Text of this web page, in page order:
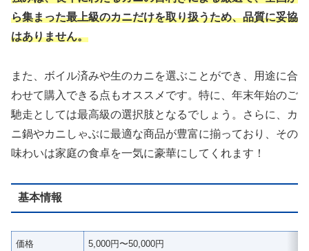
ら集まった最上級のカニだけを取り扱うため、品質に妥協
はありません。
また、ボイル済みや生のカニを選ぶことができ、用途に合
わせて購入できる点もオススメです。特に、年末年始のご
馳走としては最高級の選択肢となるでしょう。さらに、カ
ニ鍋やカニしゃぶに最適な商品が豊富に揃っており、その
味わいは家庭の食卓を一気に豪華にしてくれます！
基本情報
価格 5,000円〜50,000円